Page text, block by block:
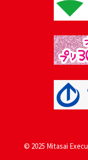
© 2025 Mitasai